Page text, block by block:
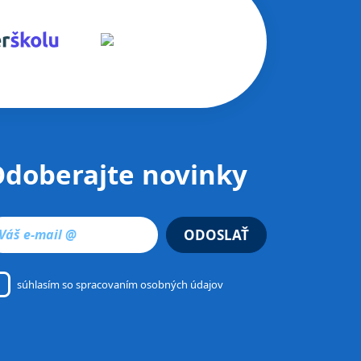
novinky
ODOSLAŤ
súhlasím sospracovaním osobných údajov